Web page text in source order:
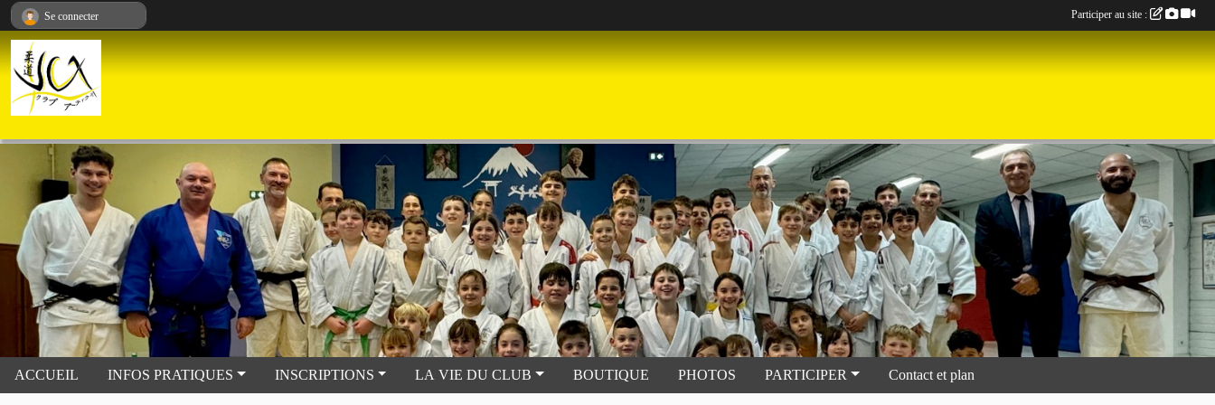
ACCUEIL INFOS PRATIQUES INSCRIPTIONS LA VIE DU CLUB BOUTIQUE PHOTOS PARTICIPER Contact et plan
Se connecter Participer au site :
Panneau de gestion des cookies